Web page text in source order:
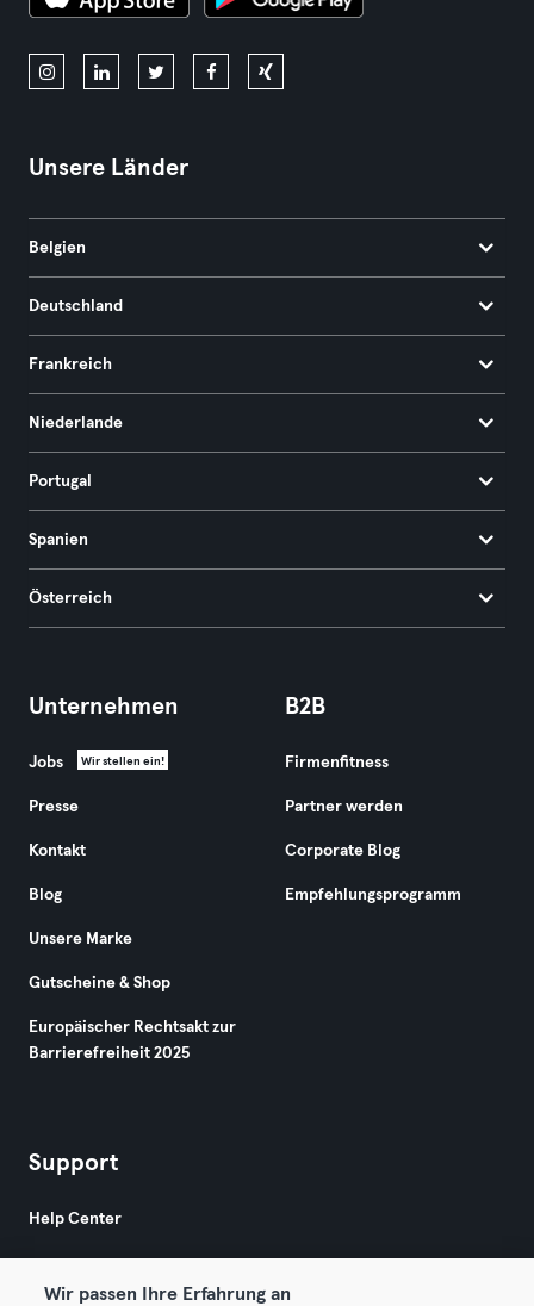
Unsere Länder
Belgien
Deutschland
Frankreich
Niederlande
Portugal
Spanien
Österreich
Unternehmen
Jobs Wir stellen ein!
Presse
Kontakt
Blog
Unsere Marke
Gutscheine & Shop
Europäischer Rechtsakt zur
Barrierefreiheit 2025
B2B
Firmenfitness
Partner werden
Corporate Blog
Empfehlungsprogramm
Support
Help Center
Wir passen Ihre Erfahrung an